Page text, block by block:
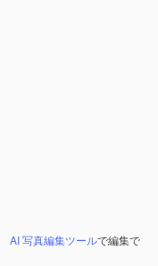
AI 写真編集ツールで編集で